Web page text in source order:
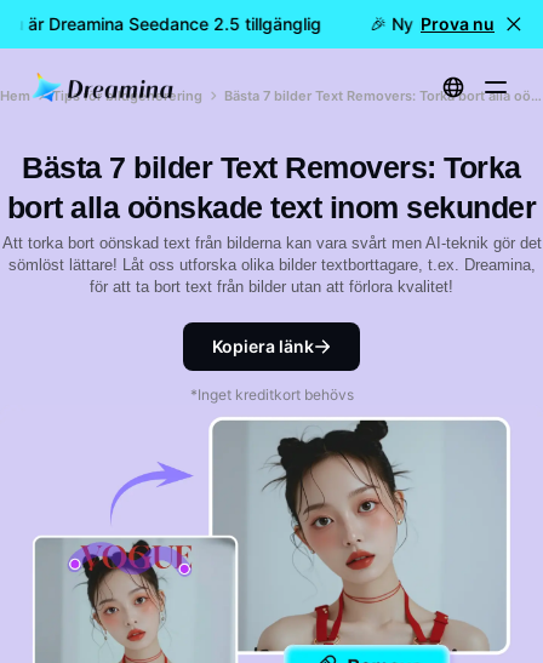
är Dreamina Seedance 2.5 tillgänglig 🎉 Ny modell är här:
Prova nu
Hem Tips för bildgenerering Bästa 7 bilder Text Removers: Torka bort alla oönskade text inom sekunder
Bästa 7 bilder Text Removers: Torka
bort alla oönskade text inom sekunder
Att torka bort oönskad text från bilderna kan vara svårt men AI-teknik gör det
sömlöst lättare! Låt oss utforska olika bilder textborttagare, t.ex. Dreamina,
för att ta bort text från bilder utan att förlora kvalitet!
Kopiera länk
*Inget kreditkort behövs